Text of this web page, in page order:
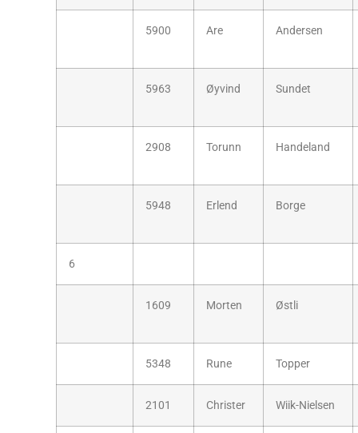
5900 Are Andersen
5963 Øyvind Sundet
2908 Torunn Handeland
5948 Erlend Borge
6
1609 Morten Østli
5348 Rune Topper
2101 Christer Wiik-Nielsen